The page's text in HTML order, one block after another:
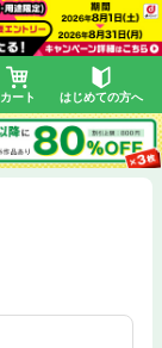
カート はじめての方へ